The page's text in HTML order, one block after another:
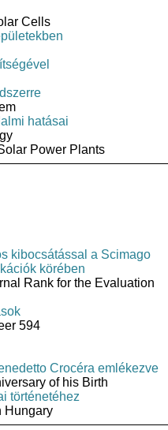
Cells
hatásai
Power Plants
kibocsátással a Scimago
körében
Rank for the Evaluation
594
Crocéra emlékezve
of his Birth
történetéhez
Hungary